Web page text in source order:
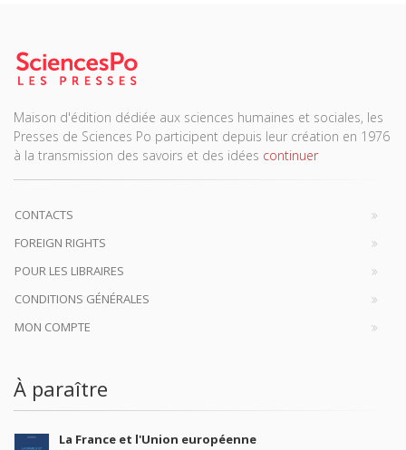
Maison d'édition dédiée aux sciences humaines et sociales, les
Presses de Sciences Po participent depuis leur création en 1976
à la transmission des savoirs et des idées continuer
CONTACTS
FOREIGN RIGHTS
POUR LES LIBRAIRES
CONDITIONS GÉNÉRALES
MON COMPTE
À paraître
La France et l'Union européenne